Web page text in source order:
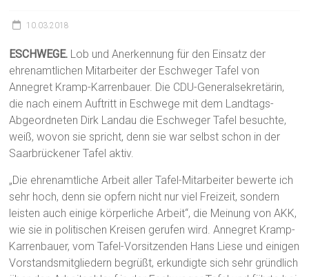
10.03.2018
ESCHWEGE. Lob und Anerkennung für den Einsatz der
ehrenamtlichen Mitarbeiter der Eschweger Tafel von
Annegret Kramp-Karrenbauer. Die CDU-Generalsekretärin,
die nach einem Auftritt in Eschwege mit dem Landtags-
Abgeordneten Dirk Landau die Eschweger Tafel besuchte,
weiß, wovon sie spricht, denn sie war selbst schon in der
Saarbrückener Tafel aktiv.
„Die ehrenamtliche Arbeit aller Tafel-Mitarbeiter bewerte ich
sehr hoch, denn sie opfern nicht nur viel Freizeit, sondern
leisten auch einige körperliche Arbeit“, die Meinung von AKK,
wie sie in politischen Kreisen gerufen wird. Annegret Kramp-
Karrenbauer, vom Tafel-Vorsitzenden Hans Liese und einigen
Vorstandsmitgliedern begrüßt, erkundigte sich sehr gründlich